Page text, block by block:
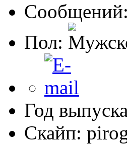
Пол:
Год
Скайп: